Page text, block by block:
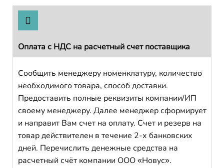
Оплата с НДС на расчетный счет поставщика
Сообщить менеджеру номенклатуру, количество
необходимого товара, способ доставки.
Предоставить полные реквизиты компании/ИП
своему менеджеру. Далее менеджер сформирует
и направит Вам счет на оплату. Счет и резерв на
товар действителен в течение 2-х банковских
дней. Перечислить денежные средства на
расчетный счёт компании ООО «Новус».